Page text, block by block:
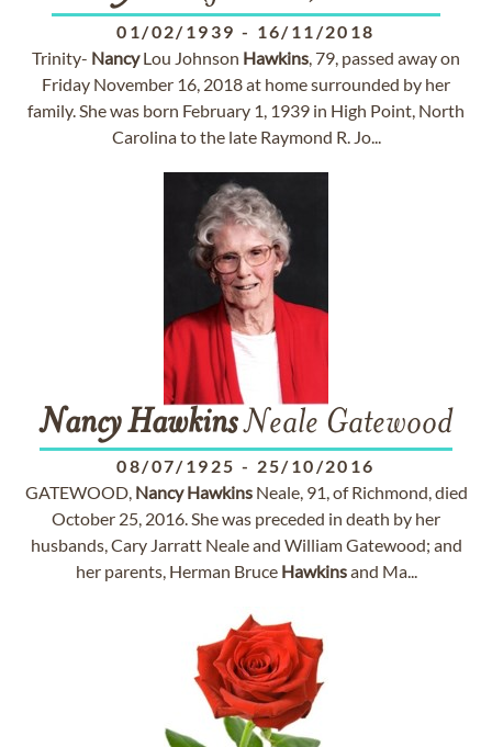
01/02/1939 - 16/11/2018
Trinity- NancyLou Johnson Hawkins, 79, passed away on
Friday November 16, 2018 at home surrounded by her
family. She was born February 1, 1939 in High Point, North
Carolina to the late Raymond R. Jo...
NancyHawkinsNeale Gatewood
08/07/1925 - 25/10/2016
GATEWOOD, Nancy HawkinsNeale, 91, of Richmond, died
October 25, 2016. She was preceded in death by her
husbands, Cary Jarratt Neale and William Gatewood; and
her parents, Herman Bruce Hawkinsand Ma...